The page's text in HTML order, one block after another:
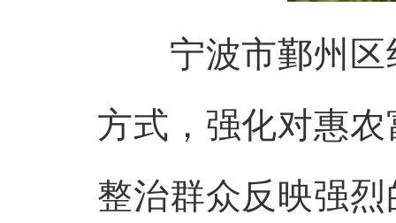
宁波市鄞州区
方式，强化对惠
整治群众反映强